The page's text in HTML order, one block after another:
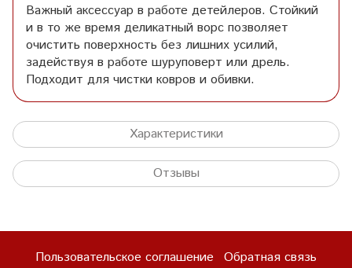
Важный аксессуар в работе детейлеров. Стойкий
и в то же время деликатный ворс позволяет
очистить поверхность без лишних усилий,
задействуя в работе шуруповерт или дрель.
Подходит для чистки ковров и обивки.
Характеристики
Отзывы
Пользовательское соглашение Обратная связь